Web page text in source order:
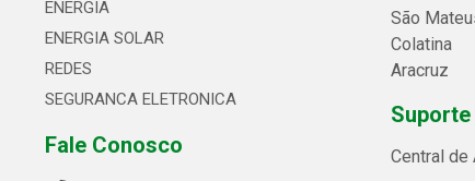
ENERGIA
ENERGIA SOLAR
REDES
SEGURANCA ELETRONICA
Fale Conosco
São
Colatina
Aracruz
Central de